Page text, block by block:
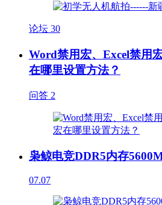
论坛 30
Word禁用宏、Excel禁用
在哪里设置方法？
问答 2
枭鲸电竞DDR5内存
07.07